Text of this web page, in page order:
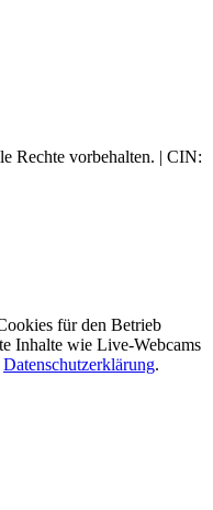
Rechte vorbehalten. | CIN:
für den Betrieb
Inhalte wie Live-Webcams
Datenschutzerklärung.